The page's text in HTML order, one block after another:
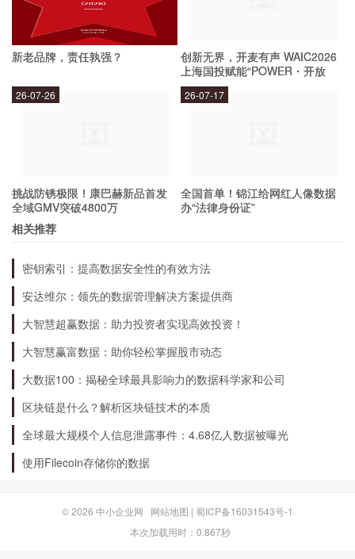
案件执行完毕之前。
朝阳法院将对举报人身份及举报线索的有关情况予
张芳 法官
010-85998857
常慧 法官助理
010-85998950
执行案件财产线索接转中心
010-86377515
新老品牌，责任孰强？
创新无界，开麦有声 WAIC2026
上海国投赋能“POWER・开放
麦”专场成功举办
挑战防锈极限！康巴赫新品首发
全域GMV突破4800万
26-07-26
全国首单！锦江给网红人像数据
办“法律身份证”
26-07-17
相关推荐
密钥索引：提高数据安全性的有效方法
安达维尔：领先的数据管理解决方案提供商
大智慧超赢数据：助力投资者实现高效投资！
大智慧赢富数据：助你轻松掌握股市动态
大数据100：揭秘全球最具影响力的数据科学家和公司
区块链是什么？解析区块链技术的本质
全球最大规模个人信息泄露事件：4.68亿人数据被曝光
使用Filecoin存储你的数据
© 2026 中小企业网 网站地图 | 蜀ICP备16031543号-1
本次加载用时：0.867秒